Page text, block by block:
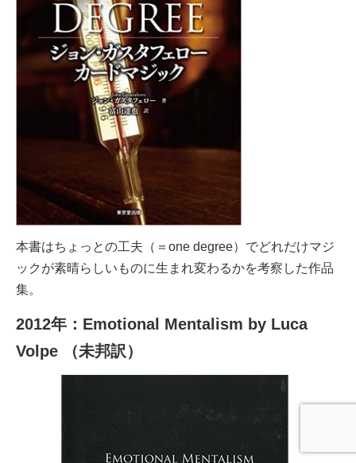
本書はちょっとの工夫（＝one degree）でどれだけマジ
ックが素晴らしいものに生まれ変わるかを考察した作品
集。
2012年：Emotional Mentalism by Luca
Volpe （未邦訳）